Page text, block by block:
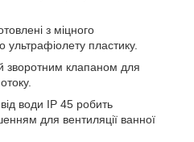
з міцного
ультрафіолету пластику.
зворотним клапаном для
води IP 45 робить
для вентиляції ванної